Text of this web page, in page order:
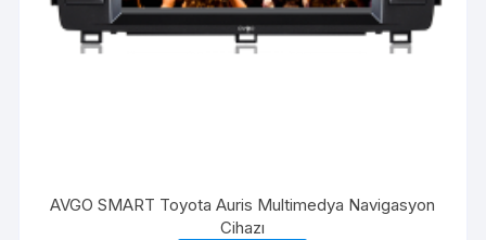
AVGO SMART Toyota Auris Multimedya Navigasyon
Cihazı